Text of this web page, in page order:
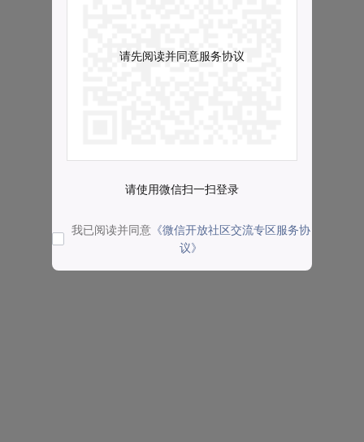
请先阅读并同意服务协议
请使用微信扫一扫登录
我已阅读并同意 《微信开放社区交流专区服务协
议》